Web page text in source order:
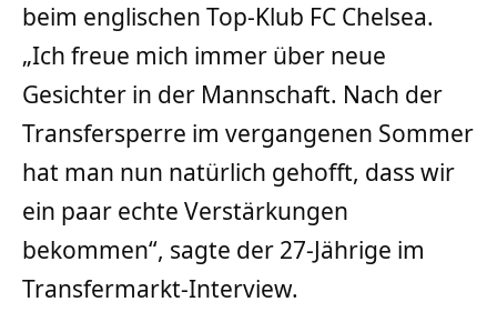
beim englischen Top-Klub FC Chelsea.
„Ich freue mich immer über neue
Gesichter in der Mannschaft. Nach der
Transfersperre im vergangenen Sommer
hat man nun natürlich gehofft, dass wir
ein paar echte Verstärkungen
bekommen“, sagte der 27-Jährige im
Transfermarkt-Interview.